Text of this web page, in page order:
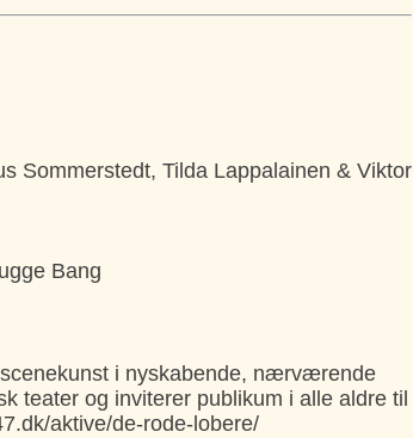
Sommerstedt, Tilda Lappalainen & Viktor
Bang
i nyskabende, nærværende
teater og inviterer publikum i alle aldre til
aktive/de-rode-lobere/